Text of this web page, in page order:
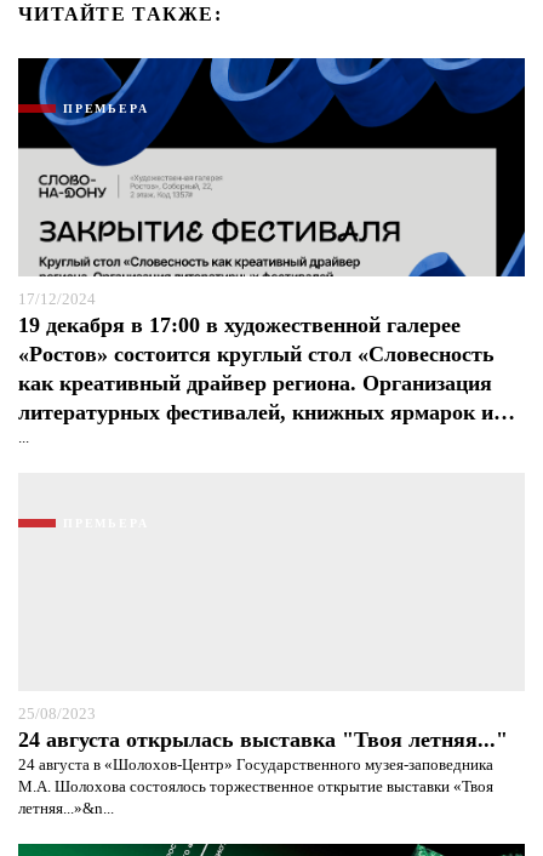
ЧИТАЙТЕ ТАКЖЕ:
ПРЕМЬЕРА
17/12/2024
19 декабря в 17:00 в художественной галерее
«Ростов» состоится круглый стол «Словесность
как креативный драйвер региона. Организация
литературных фестивалей, книжных ярмарок и…
...
25/08/2023
24 августа открылась выставка "Твоя летняя..."
24 августа в «Шолохов-Центр» Государственного музея-заповедника
М.А. Шолохова состоялось торжественное открытие выставки «Твоя
летняя...»&n...